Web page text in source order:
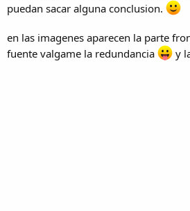
puedan sacar alguna conclusion.
en las imagenes aparecen la parte
fuente valgame la redundancia
y